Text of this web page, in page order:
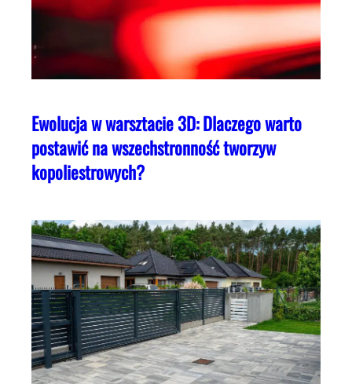
Ewolucja w warsztacie 3D: Dlaczego warto
postawić na wszechstronność tworzyw
kopoliestrowych?